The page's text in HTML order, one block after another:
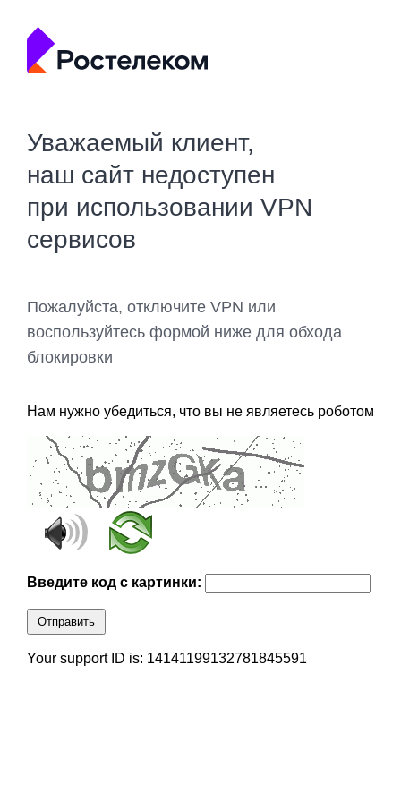
Уважаемый клиент,
наш сайт недоступен
при использовании VPN
сервисов
Пожалуйста, отключите VPN или
воспользуйтесь формой ниже для обхода
блокировки
Нам нужно убедиться, что вы не являетесь роботом
Введите код с картинки:
Отправить
Your support ID is: 14141199132781845591